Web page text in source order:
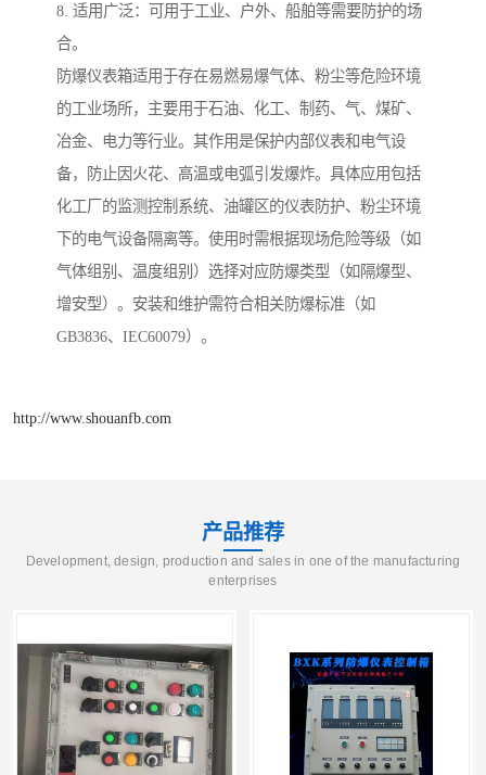
8. 适用广泛：可用于工业、户外、船舶等需要防护的场
合。
防爆仪表箱适用于存在易燃易爆气体、粉尘等危险环境
的工业场所，主要用于石油、化工、制药、气、煤矿、
冶金、电力等行业。其作用是保护内部仪表和电气设
备，防止因火花、高温或电弧引发爆炸。具体应用包括
化工厂的监测控制系统、油罐区的仪表防护、粉尘环境
下的电气设备隔离等。使用时需根据现场危险等级（如
气体组别、温度组别）选择对应防爆类型（如隔爆型、
增安型）。安装和维护需符合相关防爆标准（如
GB3836、IEC60079）。
http://www.shouanfb.com
产品推荐
Development, design, production and sales in one of the manufacturing
enterprises